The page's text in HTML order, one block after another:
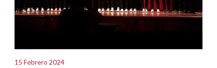
15 Febrero 2024